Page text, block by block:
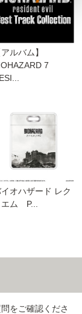
アルバム】
7
オハザード レク
エム P...
をご確認くださ